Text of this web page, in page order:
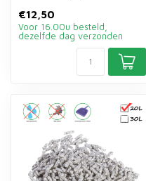
€12,50
Voor 16.00u besteld,
dezelfde dag verzonden